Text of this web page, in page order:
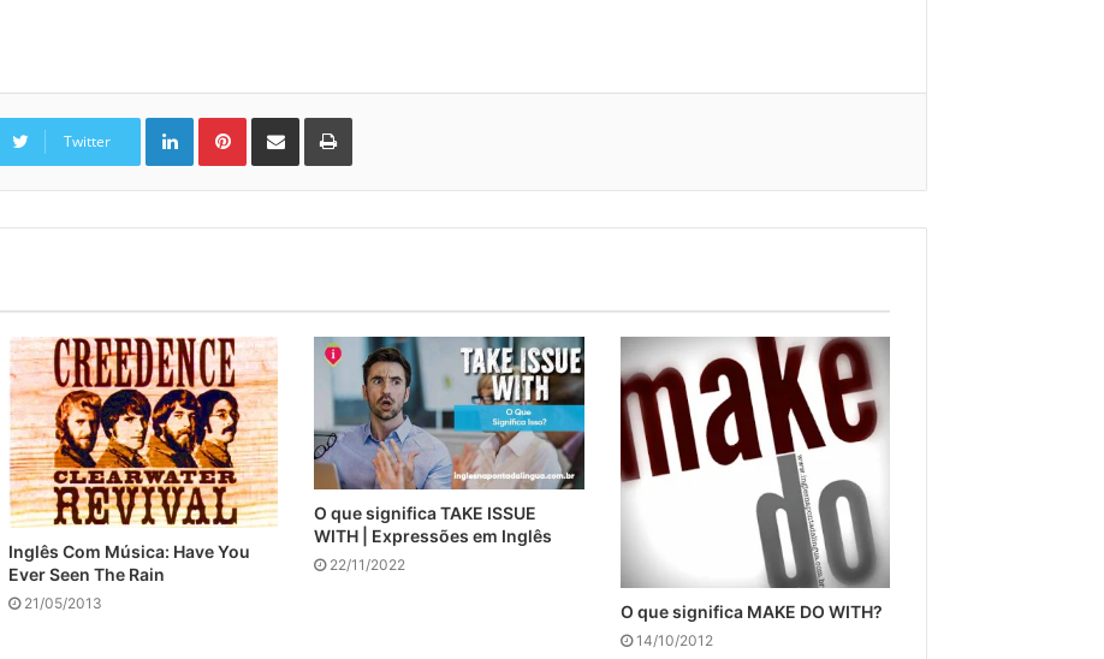
Twitter
LinkedinPinterest
Compartilhar via e-mail Imprimir
Inglês Com Música: Have You
Ever Seen The Rain
21/05/2013
O que significa TAKE ISSUE
WITH | Expressões em Inglês
22/11/2022
O que significa MAKE DO WITH?
14/10/2012